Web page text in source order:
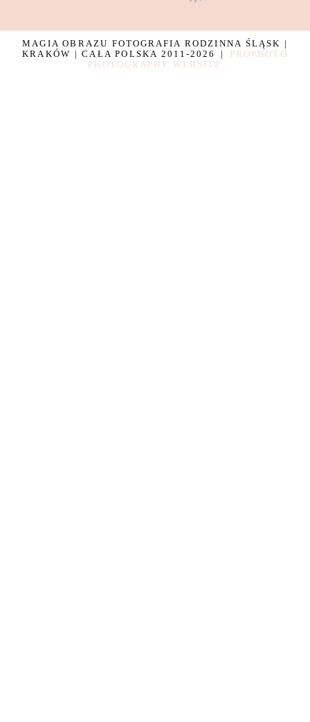
MAGIA OBRAZU FOTOGRAFIA RODZINNA ŚLĄSK |
KRAKÓW | CAŁA POLSKA 2011-2026
|
PROPHOTO
PHOTOGRAPHY WEBSITE